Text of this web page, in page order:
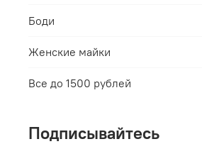
Боди
Женские майки
Все до 1500 рублей
Подписывайтесь